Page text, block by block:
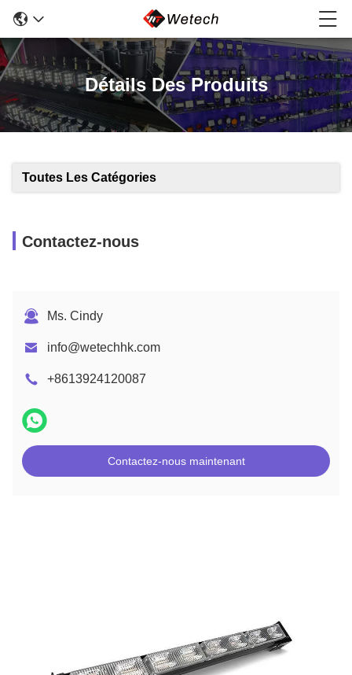
Détails Des Produits
Toutes Les Catégories
Contactez-nous
Ms. Cindy
info@wetechhk.com
+8613924120087
Contactez-nous maintenant